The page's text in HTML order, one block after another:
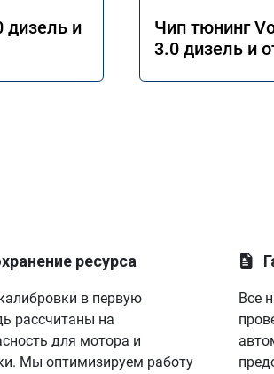
дизель и
Чип тюнинг
3.0 дизель и
ресурса
в первую
рассчитаны на
для мотора и
Мы оптимизируем работу
Все